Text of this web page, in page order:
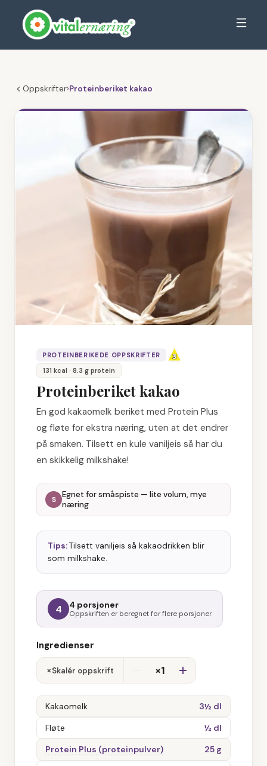
Oppskrifter›Proteinberiket kakao
PROTEINBERIKEDE OPPSKRIFTER
131 kcal · 8.3 g protein
Proteinberiket kakao
En god kakaomelk beriket med Protein Plus
og fløte for ekstra næring, uten at det endrer
på smaken. Tilsett en kule vaniljeis så har du
en skikkelig milkshake!
S
Egnet for småspiste — lite volum, mye
næring
Tips:Tilsett vaniljeis så kakaodrikken blir
som milkshake.
4 4 porsjoner
Oppskriften er beregnet for flere porsjoner
Ingredienser
×Skalér oppskrift ×1
Kakaomelk
3½ dl
Fløte
½ dl
Protein Plus (proteinpulver)
25 g